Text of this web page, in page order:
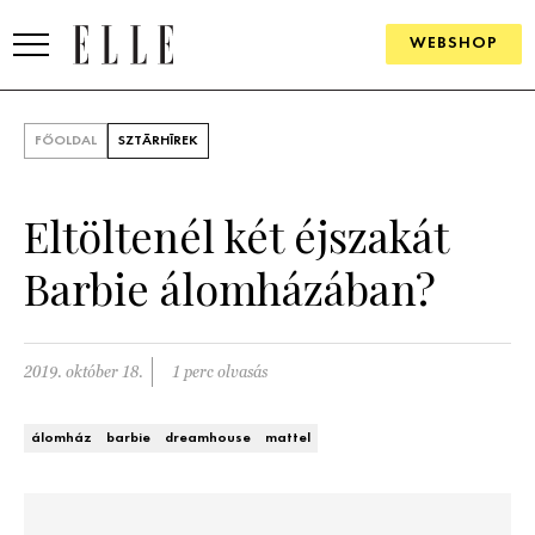
WEBSHOP
GOURMET AWARDS
SZÉPSÉG
KULTÚRA
FŐOLDAL SZTÁRHÍREK
Eltöltenél két éjszakát
Barbie álomházában?
2019. október 18. 1 perc olvasás
álomház barbie dreamhouse mattel